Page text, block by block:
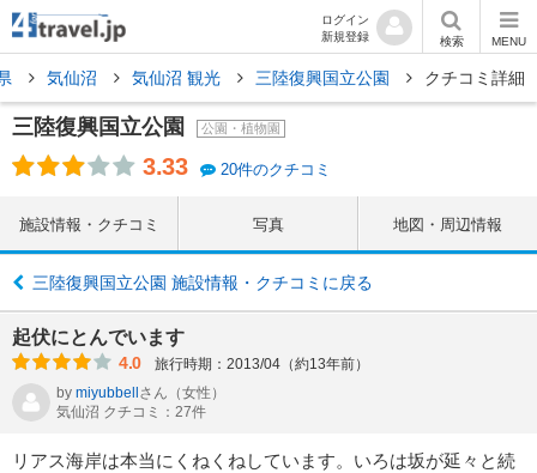
ログイン
新規登録
検索 MENU
気仙沼 気仙沼 観光 三陸復興国立公園 クチコミ詳細
三陸復興国立公園 公園・植物園
3.33 20件のクチコミ
施設情報・クチコミ 写真 地図・周辺情報
三陸復興国立公園 施設情報・クチコミに戻る
起伏にとんでいます
4.0
旅行時期：2013/04（約13年前）
by miyubbell さん （女性）
気仙沼 クチコミ：27件
リアス海岸は本当にくねくねしています。いろは坂が延々と続